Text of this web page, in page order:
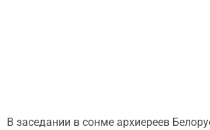
В заседании в сонме архиереев